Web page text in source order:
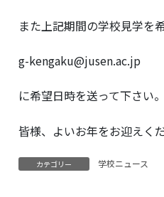
また上記期間の学校見学を
g-kengaku@jusen.ac.jp
に希望日時を送って下さい
皆様、よいお年をお迎えくだ
カテゴリー 学校ニュース